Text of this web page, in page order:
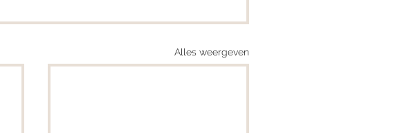
Alles weergeven